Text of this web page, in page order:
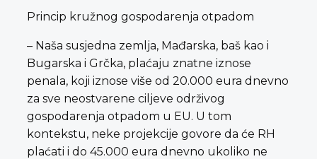
Princip kružnog gospodarenja otpadom
– Naša susjedna zemlja, Mađarska, baš kao i
Bugarska i Grčka, plaćaju znatne iznose
penala, koji iznose više od 20.000 eura dnevno
za sve neostvarene ciljeve održivog
gospodarenja otpadom u EU. U tom
kontekstu, neke projekcije govore da će RH
plaćati i do 45.000 eura dnevno ukoliko ne